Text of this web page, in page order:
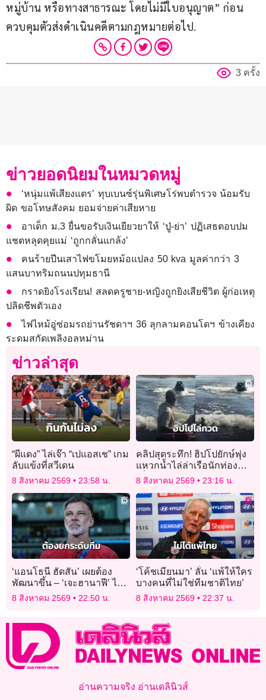
หมู่บ้าน หรือทางสาธารณะ โดยไม่มีใบอนุญาต” ก่อน
ควบคุมตัวส่งดำเนินคดีตามกฎหมายต่อไป.
3 ครั้ง
ข่าวยอดนิยมในหมวดหมู่
‘หนุ่มแพ้เสียงแตร’ ทุบเบนซ์รุ่นพิเศษโร่พบตำรวจ น้อมรับ
ผิด ขอโทษสังคม ยอมจ่ายค่าเสียหาย
อาเด็ก ม.3 ยื่นขอรับเงินเยียวยาให้ ‘ปู่-ย่า’ ปฏิเสธตอบปม
แชตหลุดคุยแม่ ‘ถูกกลั่นแกล้ง’
คนร้ายปีนเสาไฟขโมยหม้อแปลง 50 kva มูลค่ากว่า 3
แสนบาทริมถนนปทุมธานี
กราดยิงโรงเรียน! สลดครูชาย-หญิงถูกยิงเสียชีวิต ผู้ก่อเหตุ
ปลิดชีพตัวเอง
ไฟไหม้อู่ซ่อมรถย่านรัชดาฯ 36 ลุกลามคอนโดฯ ข้างเคียง
ระดมสกัดเพลิงอลหม่าน
ข่าวล่าสุด
“ผีแดง” ไล่เจ๊า “เปแอสเช” เกม
ลับแข้งที่สวีเดน
8 สิงหาคม 2569 23:58 น.
คลิปสุดระทึก! ฮิปโปยักษ์พุ่ง
แหวกน้ำไล่ล่าเรือนักท่อง
เที่ยวในบอตสวานา
8 สิงหาคม 2569 23:16 น.
‘แอนโธนี ฮัดสัน’ เผยต้อง
พัฒนาขึ้น – ‘เจะฮานาฟี’ ไม่
เครียดยิงจุดโทษ
8 สิงหาคม 2569 22:50 น.
‘โค้ชเมียนมา’ ลั่น ‘แพ้ให้ใคร
บางคนที่ไม่ใช่ทีมชาติไทย’
8 สิงหาคม 2569 22:37 น.
อ่านความจริง อ่านเดลินิวส์